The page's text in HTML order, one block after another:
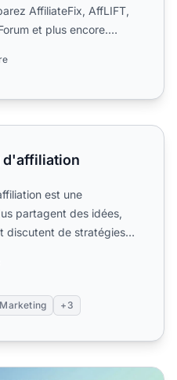
AffiliateFix, AffLIFT,
et plus encore.
d'affiliation
est une
partagent des idées,
discutent de stratégies
+3
Marketing d’Affiliation en